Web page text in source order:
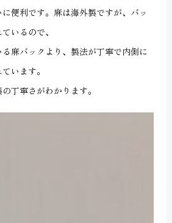
便利です。麻は海外製ですが、バッ
いるので、
麻バックより、製法が丁寧で内側に
います。
丁寧さがわかります。